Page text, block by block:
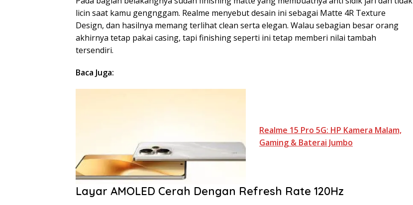
licin saat kamu gengnggam. Realme menyebut desain ini sebagai Matte 4R Texture
Design, dan hasilnya memang terlihat clean serta elegan. Walau sebagian besar orang
akhirnya tetap pakai casing, tapi finishing seperti ini tetap memberi nilai tambah
tersendiri.
Baca Juga:
Realme 15 Pro 5G: HP Kamera Malam,
Gaming & Baterai Jumbo
Layar AMOLED Cerah Dengan Refresh Rate 120Hz